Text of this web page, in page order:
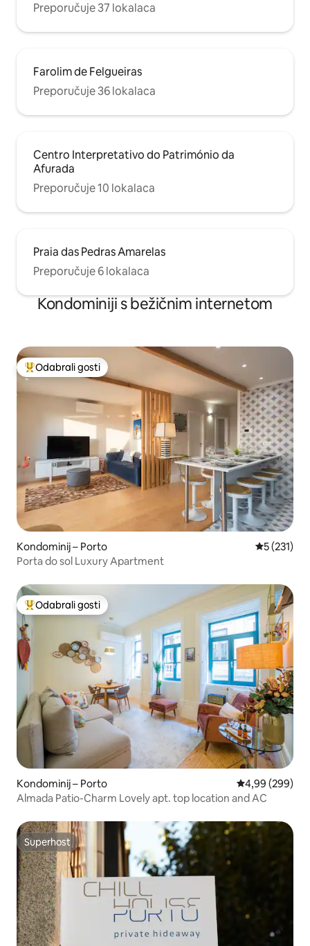
Preporučuje 37 lokalaca
Farolim de Felgueiras
Preporučuje 36 lokalaca
Centro Interpretativo do Património da
Afurada
Preporučuje 10 lokalaca
Praia das Pedras Amarelas
Preporučuje 6 lokalaca
Kondominiji s bežičnim internetom
Među najviše rangiranima s oznakom „Odabrali gosti”
Odabrali gosti
Kondominij – Porto Prosječna
5 (231)
Porta do sol Luxury Apartment
Među najviše rangiranima s oznakom „Odabrali gosti”
Odabrali gosti
Kondominij – Porto Prosječna
4,99 (299)
Almada Patio-Charm Lovely apt. top location and AC
Superhost
Superhost